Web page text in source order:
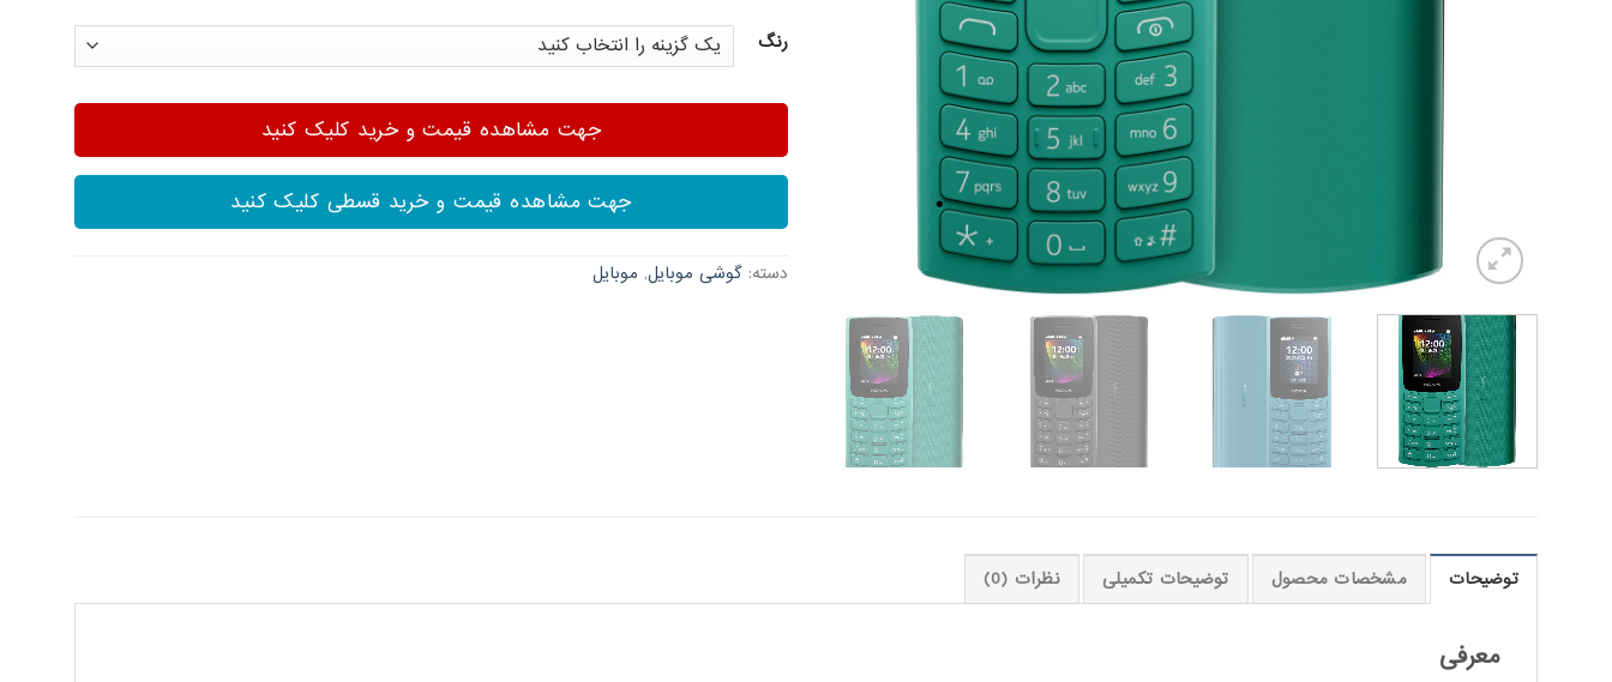
رنگ
جهت مشاهده قیمت و خرید کلیک کنید
جهت مشاهده قیمت و خرید قسطی کلیک کنید
دسته: گوشی موبایل, موبایل
توضیحات مشخصات محصول توضیحات تکمیلی نظرات (0)
معرفی